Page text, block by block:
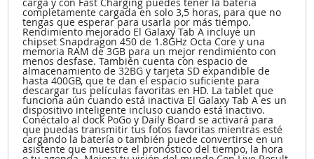
completamente cargada en solo 3,5 horas, para que no
tengas que esperar para usarla por más tiempo.
Rendimiento mejorado El Galaxy Tab A incluye un
chipset Snapdragon 450 de 1.8GHz Octa Core y una
memoria RAM de 3GB para un mejor rendimiento con
menos desfase. También cuenta con espacio de
almacenamiento de 32BG y tarjeta SD expandible de
hasta 400GB, que te dan el espacio suficiente para
descargar tus películas favoritas en HD. La tablet que
funciona aún cuando está inactiva El Galaxy Tab A es un
dispositivo inteligente incluso cuando está inactivo.
Conéctalo al dock PoGo y Daily Board se activará para
que puedas transmitir tus fotos favoritas mientras esté
cargando la batería o también puede convertirse en un
asistente que muestre el pronóstico del tiempo, la hora